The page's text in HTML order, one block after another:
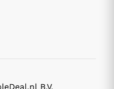
B.V.